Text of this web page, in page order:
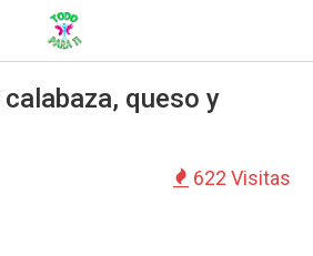
queso y
622 Visitas